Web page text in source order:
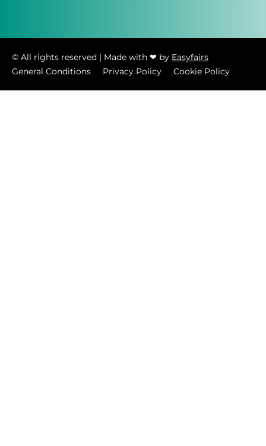
© All rights reserved | Made with ❤ by Easyfairs
General Conditions
Privacy Policy Cookie Policy